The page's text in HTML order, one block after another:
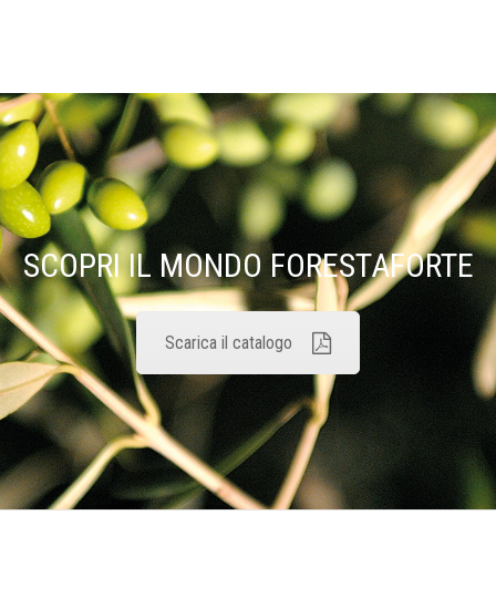
SCOPRI IL MONDO FORESTAFORTE
Scarica il catalogo